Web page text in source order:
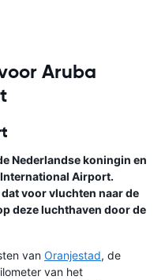
Aruba
Nederlandse koningin en
Airport.
voor vluchten naar de
deze luchthaven door de
van Oranjestad, de
van het